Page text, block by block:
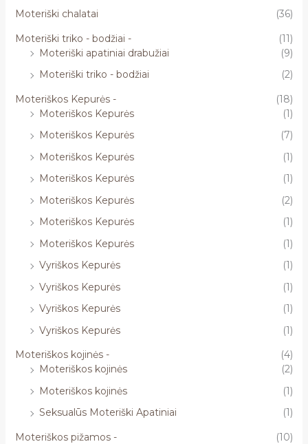
Moteriški chalatai
(36)
Moteriški triko - bodžiai -
(11)
Moteriški apatiniai drabužiai
(9)
Moteriški triko - bodžiai
(2)
Moteriškos Kepurės -
(18)
Moteriškos Kepurės
(1)
Moteriškos Kepurės
(7)
Moteriškos Kepurės
(1)
Moteriškos Kepurės
(1)
Moteriškos Kepurės
(2)
Moteriškos Kepurės
(1)
Moteriškos Kepurės
(1)
Vyriškos Kepurės
(1)
Vyriškos Kepurės
(1)
Vyriškos Kepurės
(1)
Vyriškos Kepurės
(1)
Moteriškos kojinės -
(4)
Moteriškos kojinės
(2)
Moteriškos kojinės
(1)
Seksualūs Moteriški Apatiniai
(1)
Moteriškos pižamos -
(10)